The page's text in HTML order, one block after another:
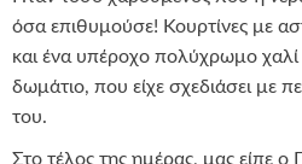
όσα επιθυμούσε! Κουρτίνες με
και ένα υπέροχο πολύχρωμο
δωμάτιο, που είχε σχεδιάσει με
του.
Στο τέλος της ημέρας, μας είπε ο